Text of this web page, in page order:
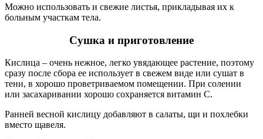
Можно использовать и свежие листья, прикладывая их к
больным участкам тела.
Сушка и приготовление
Кислица – очень нежное, легко увядающее растение, поэтому
сразу после сбора ее использует в свежем виде или сушат в
тени, в хорошо проветриваемом помещении. При солении
или засахаривании хорошо сохраняется витамин С.
Ранней весной кислицу добавляют в салаты, щи и похлебки
вместо щавеля.